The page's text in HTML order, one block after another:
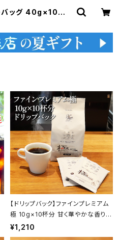
袋】
ヒー コールドブリ
ー 通販 | 富屋珈琲
店
【ドリップバック】ファインプレミアム
極 10g×10杯分 甘く華やかな香りと
コク トミヤコーヒー 通販 ホテル 旅
館
¥1,210